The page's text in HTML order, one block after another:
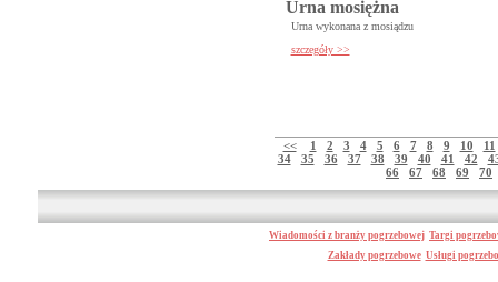
Urna mosiężna
Urna wykonana z mosiądzu
szczegóły >>
<< 1 2 3 4 5 6 7 8 9 10
11
34
35 36 37 38 39 40 41 42
66
67 68 69 70
Wiadomości z branży pogrzebowej Targi
Zakłady pogrzebowe Usługi